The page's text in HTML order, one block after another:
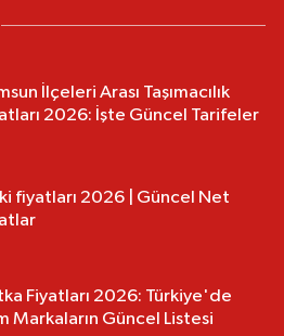
İlçeleri Arası Taşımacılık
2026: İşte Güncel Tarifeler
fiyatları 2026 | Güncel Net
Fiyatları 2026: Türkiye'de
Markaların Güncel Listesi